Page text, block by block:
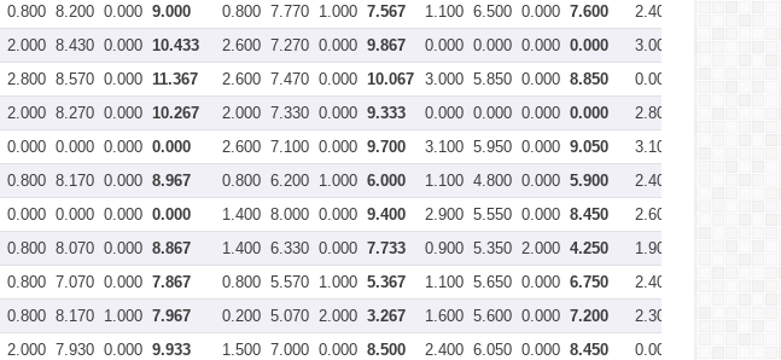
0.800 8.200 0.000 9.000 0.800 7.770 1.000 7.567 1.100 6.500 0.000 7.600 2.400
2.000 8.430 0.000 10.433 2.600 7.270 0.000 9.867 0.000 0.000 0.000 0.000 3.000
2.800 8.570 0.000 11.367 2.600 7.470 0.000 10.067 3.000 5.850 0.000 8.850 0.000
2.000 8.270 0.000 10.267 2.000 7.330 0.000 9.333 0.000 0.000 0.000 0.000 2.800
0.000 0.000 0.000 0.000 2.600 7.100 0.000 9.700 3.100 5.950 0.000 9.050 3.100
0.800 8.170 0.000 8.967 0.800 6.200 1.000 6.000 1.100 4.800 0.000 5.900 2.400
0.000 0.000 0.000 0.000 1.400 8.000 0.000 9.400 2.900 5.550 0.000 8.450 2.600
0.800 8.070 0.000 8.867 1.400 6.330 0.000 7.733 0.900 5.350 2.000 4.250 1.900
0.800 7.070 0.000 7.867 0.800 5.570 1.000 5.367 1.100 5.650 0.000 6.750 2.400
0.800 8.170 1.000 7.967 0.200 5.070 2.000 3.267 1.600 5.600 0.000 7.200 2.300
2.000 7.930 0.000 9.933 1.500 7.000 0.000 8.500 2.400 6.050 0.000 8.450 0.000